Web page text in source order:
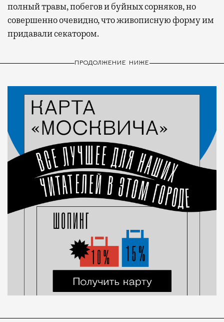
полный травы, побегов и буйных сорняков, но
совершенно очевидно, что живописную форму им
придавали секатором.
ПРОДОЛЖЕНИЕ НИЖЕ